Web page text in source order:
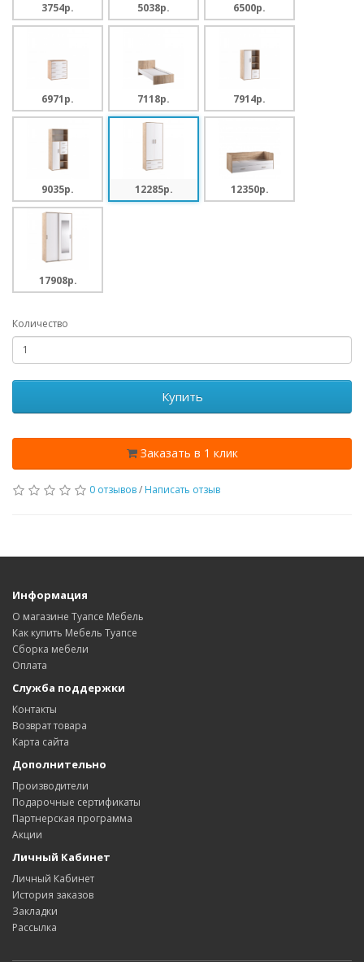
3754p. 5038p. 6500p.
6971p. 7118p. 7914p.
9035p. 12285p. 12350p.
17908p.
Количество
Купить
Заказать в 1 клик
0 отзывов/ Написать отзыв
Информация
О магазине Туапсе Мебель
Как купить Мебель Туапсе
Сборка мебели
Оплата
Служба поддержки
Контакты
Возврат товара
Карта сайта
Дополнительно
Производители
Подарочные сертификаты
Партнерская программа
Акции
Личный Кабинет
Личный Кабинет
История заказов
Закладки
Рассылка